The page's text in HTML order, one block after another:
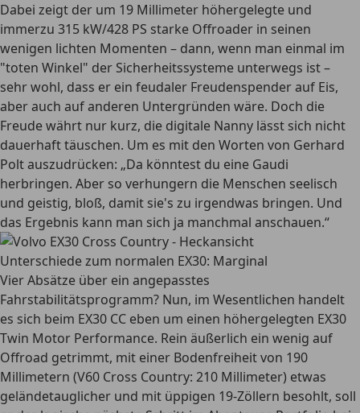
Dabei zeigt der um 19 Millimeter höhergelegte und
immerzu 315 kW/428 PS starke Offroader in seinen
wenigen lichten Momenten – dann, wenn man einmal im
"toten Winkel" der Sicherheitssysteme unterwegs ist –
sehr wohl, dass er ein feudaler Freudenspender auf Eis,
aber auch auf anderen Untergründen wäre. Doch die
Freude währt nur kurz, die digitale Nanny lässt sich nicht
dauerhaft täuschen. Um es mit den Worten von Gerhard
Polt auszudrücken: „Da könntest du eine Gaudi
herbringen. Aber so verhungern die Menschen seelisch
und geistig, bloß, damit sie's zu irgendwas bringen. Und
das Ergebnis kann man sich ja manchmal anschauen.“
Unterschiede zum normalen EX30: Marginal
Vier Absätze über ein angepasstes
Fahrstabilitätsprogramm? Nun, im Wesentlichen handelt
es sich beim EX30 CC eben um einen höhergelegten EX30
Twin Motor Performance. Rein äußerlich ein wenig auf
Offroad getrimmt, mit einer Bodenfreiheit von 190
Millimetern (V60 Cross Country: 210 Millimeter) etwas
geländetauglicher und mit üppigen 19-Zöllern besohlt, soll